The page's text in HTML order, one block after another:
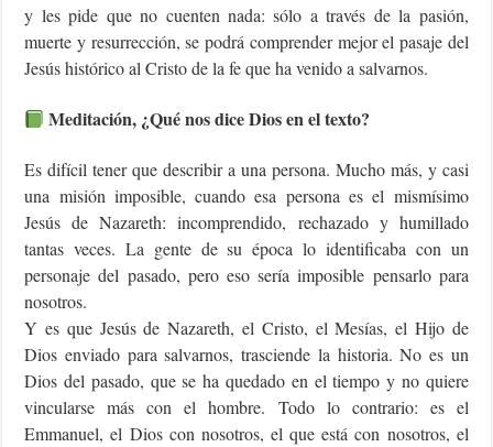
y les pide que no cuenten nada: sólo a través de la pasión,
muerte y resurrección, se podrá comprender mejor el pasaje del
Jesús histórico al Cristo de la fe que ha venido a salvarnos.
Meditación, ¿Qué nos dice Dios en el texto?
Es difícil tener que describir a una persona. Mucho más, y casi
una misión imposible, cuando esa persona es el mismísimo
Jesús de Nazareth: incomprendido, rechazado y humillado
tantas veces. La gente de su época lo identificaba con un
personaje del pasado, pero eso sería imposible pensarlo para
nosotros.
Y es que Jesús de Nazareth, el Cristo, el Mesías, el Hijo de
Dios enviado para salvarnos, trasciende la historia. No es un
Dios del pasado, que se ha quedado en el tiempo y no quiere
vincularse más con el hombre. Todo lo contrario: es el
Emmanuel, el Dios con nosotros, el que está con nosotros, el